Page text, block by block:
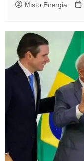
Misto Energia